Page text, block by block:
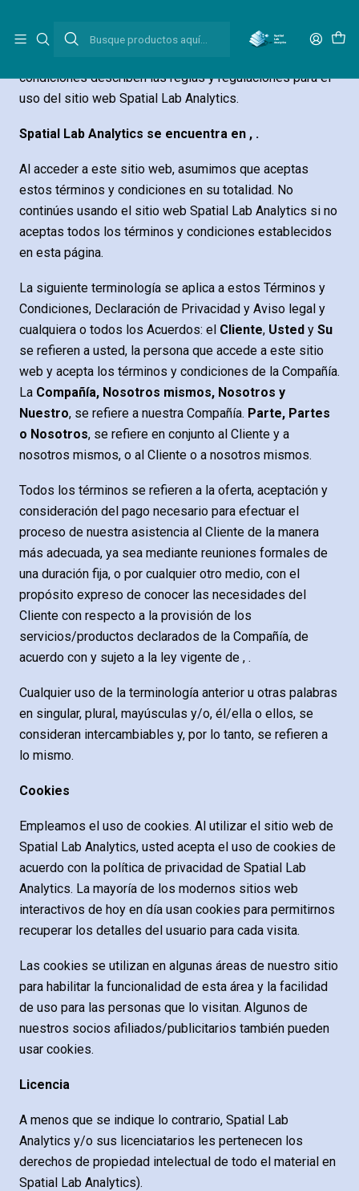
condiciones describen las reglas y regulaciones para el
uso del sitio web Spatial Lab Analytics.
Spatial Lab Analytics se encuentra en , .
Al acceder a este sitio web, asumimos que aceptas
estos términos y condiciones en su totalidad. No
continúes usando el sitio web Spatial Lab Analytics si no
aceptas todos los términos y condiciones establecidos
en esta página.
La siguiente terminología se aplica a estos Términos y
Condiciones, Declaración de Privacidad y Aviso legal y
cualquiera o todos los Acuerdos: el Cliente, Usted y Su
se refieren a usted, la persona que accede a este sitio
web y acepta los términos y condiciones de la Compañía.
La Compañía, Nosotros mismos, Nosotros y
Nuestro, se refiere a nuestra Compañía. Parte, Partes
o Nosotros, se refiere en conjunto al Cliente y a
nosotros mismos, o al Cliente o a nosotros mismos.
Todos los términos se refieren a la oferta, aceptación y
consideración del pago necesario para efectuar el
proceso de nuestra asistencia al Cliente de la manera
más adecuada, ya sea mediante reuniones formales de
una duración fija, o por cualquier otro medio, con el
propósito expreso de conocer las necesidades del
Cliente con respecto a la provisión de los
servicios/productos declarados de la Compañía, de
acuerdo con y sujeto a la ley vigente de , .
Cualquier uso de la terminología anterior u otras palabras
en singular, plural, mayúsculas y/o, él/ella o ellos, se
consideran intercambiables y, por lo tanto, se refieren a
lo mismo.
Cookies
Empleamos el uso de cookies. Al utilizar el sitio web de
Spatial Lab Analytics, usted acepta el uso de cookies de
acuerdo con la política de privacidad de Spatial Lab
Analytics. La mayoría de los modernos sitios web
interactivos de hoy en día usan cookies para permitirnos
recuperar los detalles del usuario para cada visita.
Las cookies se utilizan en algunas áreas de nuestro sitio
para habilitar la funcionalidad de esta área y la facilidad
de uso para las personas que lo visitan. Algunos de
nuestros socios afiliados/publicitarios también pueden
usar cookies.
Licencia
A menos que se indique lo contrario, Spatial Lab
Analytics y/o sus licenciatarios les pertenecen los
derechos de propiedad intelectual de todo el material en
Spatial Lab Analytics).